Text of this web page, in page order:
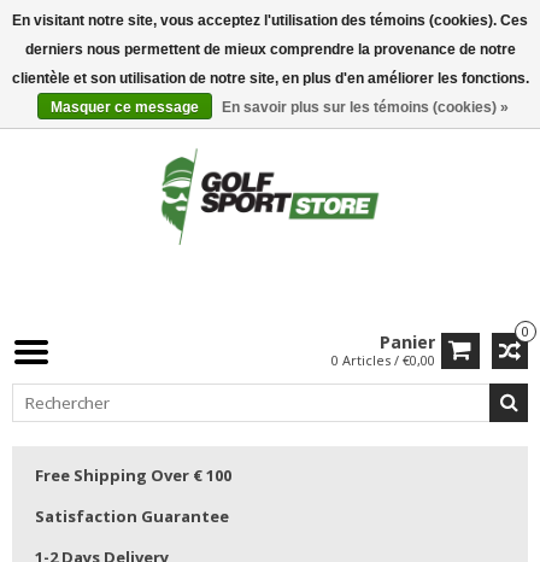
0
Panier
0 Articles / €0,00
Free Shipping Over € 100
Satisfaction Guarantee
En visitant notre site, vous acceptez l'utilisation des témoins (cookies). Ces
derniers nous permettent de mieux comprendre la provenance de notre
clientèle et son utilisation de notre site, en plus d'en améliorer les fonctions.
Masquer ce message
En savoir plus sur les témoins (cookies) »